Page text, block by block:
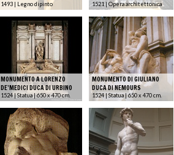
1493 | Legno dipinto 1521 | Opera architettonica
MONUMENTO A LORENZO
DE’MEDICI DUCA DI URBINO
1524 | Statua | 650 x 470 cm.
MONUMENTO DI GIULIANO
DUCA DI NEMOURS
1524 | Statua | 650 x 470 cm.